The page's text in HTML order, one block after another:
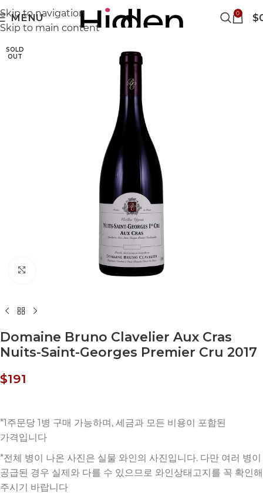
Skip to navigation
Skip to main content
MENU 0 $
SOLD
OUT
Click to enlarge
Domaine Bruno Clavelier Aux Cras
Nuits-Saint-Georges Premier Cru 2017
$191